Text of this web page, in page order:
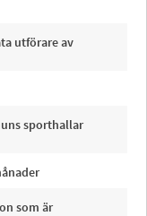
utförare av
sporthallar
som är